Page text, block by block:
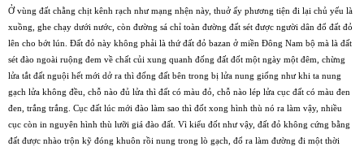
Ở vùng đất chằng chịt kênh rạch như mạng nhện này, thuở ấy phương tiện đi lại chủ yếu là
xuồng, ghe chạy dưới nước, còn đường sá chỉ toàn đường đất sét được người dân đổ đất đỏ
lên cho bớt lún. Ðất đỏ này không phải là thứ đất đỏ bazan ở miền Ðông Nam bộ mà là đất
sét đào ngoài ruộng đem về chất củi xung quanh đống đất đốt một ngày một đêm, chừng
lửa tắt đất nguội hết mới dở ra thì đống đất bên trong bị lửa nung giống như khi ta nung
gạch lửa không đều, chỗ nào đủ lửa thì đất có màu đỏ, chỗ nào lép lửa cục đất có màu đen
đen, trắng trắng. Cục đất lúc mới đào làm sao thì đốt xong hình thù nó ra làm vậy, nhiều
cục còn in nguyên hình thù lưỡi giá đào đất. Vì kiểu đốt như vậy, đất đỏ không cứng bằng
đất được nhào trộn kỹ đóng khuôn rồi nung trong lò gạch, đổ ra làm đường đi một thời